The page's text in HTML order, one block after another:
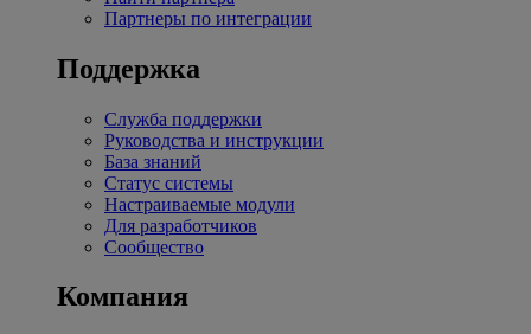
Партнеры по интеграции
Поддержка
Служба поддержки
Руководства и инструкции
База знаний
Статус системы
Настраиваемые модули
Для разработчиков
Сообщество
Компания